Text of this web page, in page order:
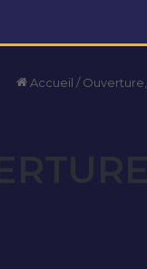
Accueil /